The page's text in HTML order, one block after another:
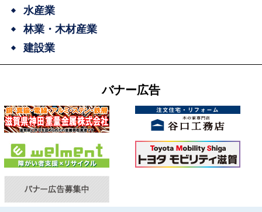
水産業
林業・木材産業
建設業
バナー広告